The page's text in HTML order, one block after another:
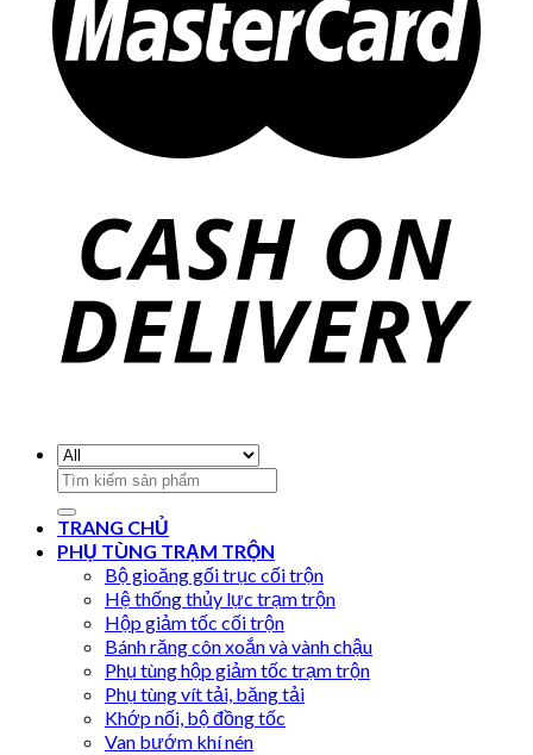
Search
for:
TRANG CHỦ
PHỤ TÙNG TRẠM TRỘN
Bộ gioăng gối trục cối trộn
Hệ thống thủy lực trạm trộn
Hộp giảm tốc cối trộn
Bánh răng côn xoắn và vành chậu
Phụ tùng hộp giảm tốc trạm trộn
Phụ tùng vít tải, băng tải
Khớp nối, bộ đồng tốc
Van bướm khí nén